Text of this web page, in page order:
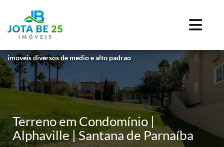
imoveis diversos de medio e alto padrao
Terreno em Condomínio |
Alphaville | Santana de Parnaíba